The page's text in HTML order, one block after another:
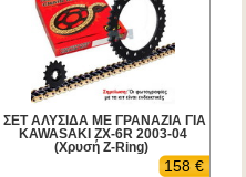
ΣΕΤ ΑΛΥΣΙΔΑ ΜΕ ΓΡΑΝΑΖΙΑ ΓΙΑ
KAWASAKI ZX-6R 2003-04
(Χρυσή Z-Ring)
158 €